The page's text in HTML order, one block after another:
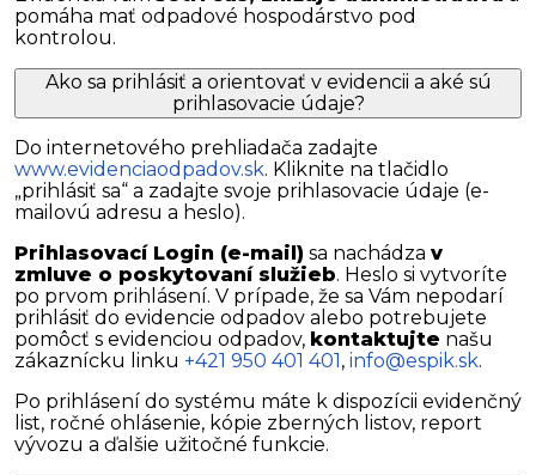
pomáha mať odpadové hospodárstvo pod
kontrolou.
Ako sa prihlásiť a orientovať v evidencii a aké sú
prihlasovacie údaje?
Do internetového prehliadača zadajte
www.evidenciaodpadov.sk. Kliknite na tlačidlo
„prihlásiť sa“ a zadajte svoje prihlasovacie údaje (e-
mailovú adresu a heslo).
Prihlasovací Login (e-mail) sa nachádza v
zmluve o poskytovaní služieb. Heslo si vytvoríte
po prvom prihlásení. V prípade, že sa Vám nepodarí
prihlásiť do evidencie odpadov alebo potrebujete
pomôcť s evidenciou odpadov, kontaktujte našu
zákaznícku linku +421 950 401 401, info@espik.sk.
Po prihlásení do systému máte k dispozícii evidenčný
list, ročné ohlásenie, kópie zberných listov, report
vývozu a ďalšie užitočné funkcie.